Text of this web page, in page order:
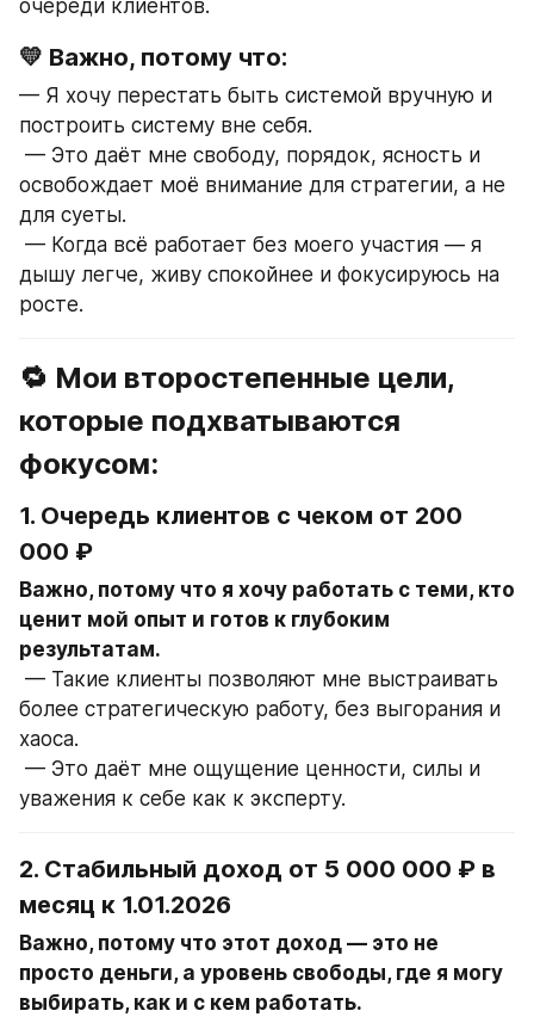
очереди клиентов.
💛 Важно, потому что:
— Я хочу перестать быть системой вручную и
построить систему вне себя.
освобождает моё внимание для стратегии, а не
для суеты.
дышу легче, живу спокойнее и фокусируюсь на
росте.
🔁 Мои второстепенные цели,
которые подхватываются
фокусом:
1. Очередь клиентов с чеком от 200
000 ₽
Важно, потому что я хочу работать с теми, кто
ценит мой опыт и готов к глубоким
результатам.
более стратегическую работу, без выгорания и
хаоса.
уважения к себе как к эксперту.
2. Стабильный доход от 5 000 000 ₽ в
месяц к 1.01.2026
Важно, потому что этот доход — это не
просто деньги, а уровень свободы, где я могу
выбирать, как и с кем работать.